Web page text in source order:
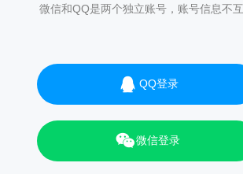
微信和QQ是两个独立账号，账号信息不
QQ登录
微信登录